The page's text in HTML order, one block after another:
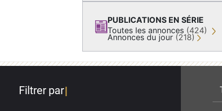
PUBLICATIONS EN SÉRIE
Toutes les annonces (424)
Annonces du jour (218)
Filtrer par